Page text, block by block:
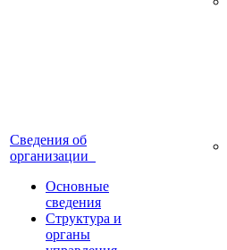
Сведения об
организации
Основные
сведения
Структура и
органы